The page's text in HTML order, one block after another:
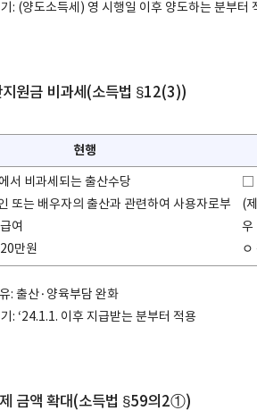
: (양도소득세) 영 시행일 이후 양도하는 분부터
지원금 비과세(소득법 §12(3))
현행
서 비과세되는 출산수당
또는 배우자의 출산과 관련하여 사용자로부
여
만원
(
우
: 출산·양육부담 완화
: ‘24.1.1. 이후 지급받는 분부터 적용
금액 확대(소득법 §59의2①)